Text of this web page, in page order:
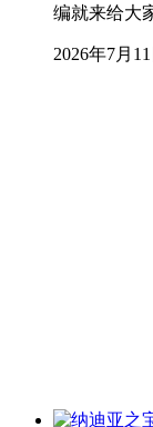
编就来给大
2026年7月11